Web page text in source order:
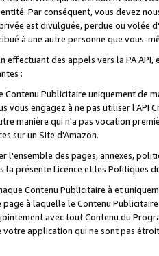
Par conséquent, vous devez
est divulguée, perdue ou volée
à une autre personne que vous-
effectuant des appels vers la PA
:
Contenu Publicitaire uniquement de
vous engagez à ne pas utiliser l’API
manière qui n'a pas vocation
sur un Site d'Amazon.
l'ensemble des pages, annexes,
la présente Licence et les Politiques
Contenu Publicitaire à et
à laquelle le Contenu
avec tout Contenu du
votre application qui ne sont pas